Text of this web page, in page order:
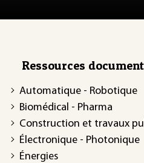
Ressources
Automatique - Robotique
Biomédical - Pharma
Construction et travaux
Électronique - Photonique
Énergies